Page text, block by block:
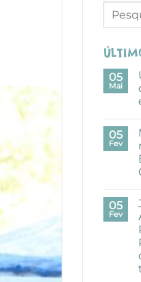
05
Mai
05
Fev
05
Fev